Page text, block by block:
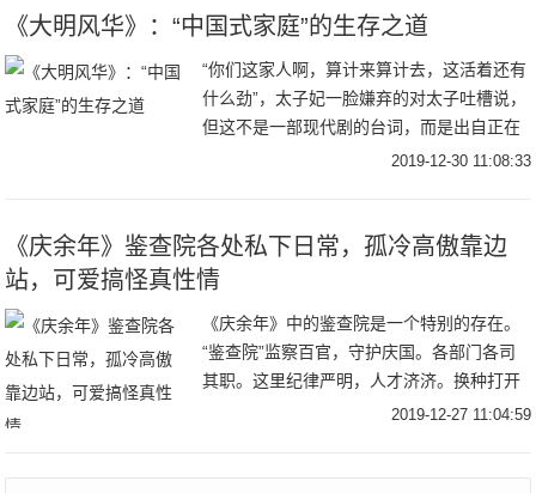
《大明风华》：“中国式家庭”的生存之道
“你们这家人啊，算计来算计去，这活着还有
什么劲”，太子妃一脸嫌弃的对太子吐槽说，
但这不是一部现代剧的台词，而是出自正在
湖南卫视热播的古装剧《大明风华》。在我
2019-12-30 11:08:33
《庆余年》鉴查院各处私下日常，孤冷高傲靠边
站，可爱搞怪真性情
《庆余年》中的鉴查院是一个特别的存在。
“鉴查院”监察百官，守护庆国。各部门各司
其职。这里纪律严明，人才济济。换种打开
方式看看吧。你以为的“鉴查院”的“宝藏男孩”
2019-12-27 11:04:59